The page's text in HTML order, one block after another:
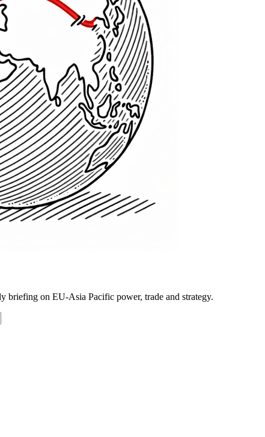
briefing on EU-Asia Pacific power, trade and strategy.